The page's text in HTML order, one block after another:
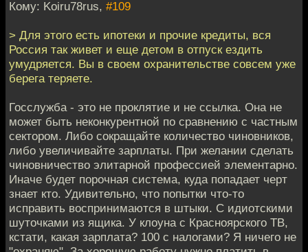
Кому: Koiru78rus, #109
> Для этого есть ипотеки и прочие кредиты, вся
Россия так живет и еще детом в отпуск ездить
умудряется. Вы в своем охранительстве совсем уже
берега теряете.
Госслужба - это не проклятие и не ссылка. Она не
может быть неконкурентной по сравнению с частным
сектором. Либо сокращайте количество чиновников,
либо увеличивайте зарплаты. При желании сделать
чиновничество элитарной профессией элементарно.
Иначе будет порочная система, куда попадает черт
знает кто. Удивительно, что попытки что-то
исправить воспринимаются в штыки. С идиотскими
шуточками из ящика. У клоуна с Красноярского ТВ,
кстати, какая зарплата? 100 с налогами? Я ничего не